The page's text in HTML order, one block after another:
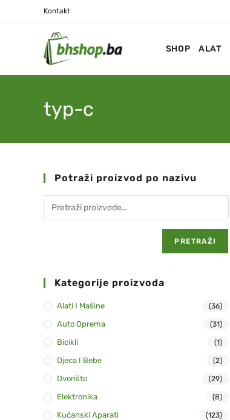
Kontakt
SHOP ALAT
typ-c
Potraži proizvod po nazivu
PRETRAŽI
Kategorije proizvoda
Alati I Mašine (36)
Auto Oprema (31)
Bicikli (1)
Djeca I Bebe (2)
Dvorište (29)
Elektronika (8)
Kućanski Aparati (123)